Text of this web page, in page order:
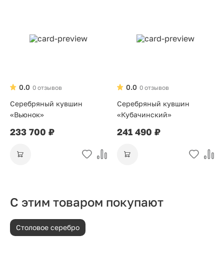
0 отзывов
0.0
Серебряный кувшин
«Вьюнок»
233 700 ₽
0 отзывов
0.0
Серебряный кувшин
«Кубачинский»
241 490 ₽
С этим товаром покупают
Столовое серебро